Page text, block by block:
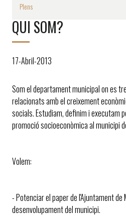
Plens
QUI SOM?
17-Abril-2013
Som el departament municipal on es
relacionats amb el creixement
socials. Estudiam, definim i executam
promoció socioeconòmica al municipi
Volem:
- Potenciar el paper de l'Ajuntament
desenvolupament del municipi.